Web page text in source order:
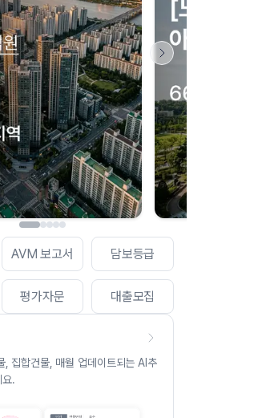
AVM 보고서 담보등급
평가자문 대출모집
, 집합건물, 매월 업데이트되는 AI추
요.